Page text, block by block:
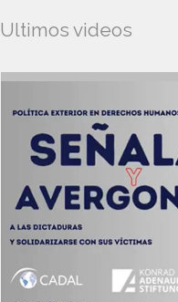
Ultimos videos